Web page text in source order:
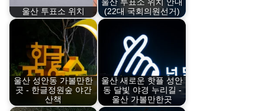
울산 투표소 위치
울산 투표소 위치 안내
(22대 국회의원선거)
울산 성안동 가볼만한
곳 - 한글정원숲 야간
산책
울산 새로운 핫플 성안
동 달빛 야경 누리길 -
울산 가볼만한곳